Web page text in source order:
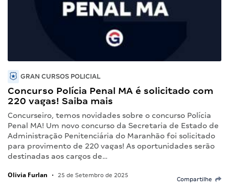
GRAN CURSOS POLICIAL
Concurso Polícia Penal MA é solicitado com
220 vagas! Saiba mais
Concurseiro, temos novidades sobre o concurso Polícia
Penal MA! Um novo concurso da Secretaria de Estado de
Administração Penitenciária do Maranhão foi solicitado
para provimento de 220 vagas! As oportunidades serão
destinadas aos cargos de…
Olivia Furlan • 25 de Setembro de 2025
Compartilhe